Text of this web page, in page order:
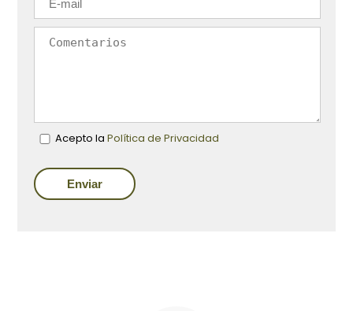
Acepto la Política de Privacidad